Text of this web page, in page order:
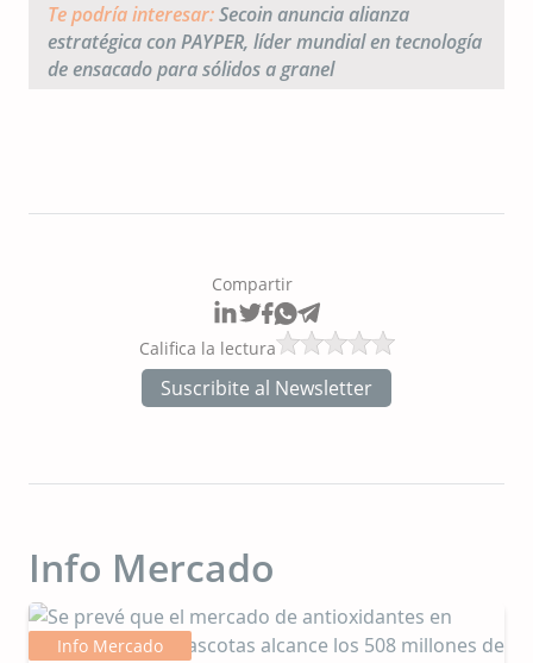
Te podría interesar:Secoin anuncia alianza
estratégica con PAYPER, líder mundial en tecnología
de ensacado para sólidos a granel
Compartir
Califica la lectura
Suscribite al Newsletter
Info Mercado
Info Mercado